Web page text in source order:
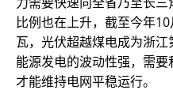
比例也在上升，截至今年
瓦，光伏超越煤电成为浙
能源发电的波动性强，需要
才能维持电网平稳运行。